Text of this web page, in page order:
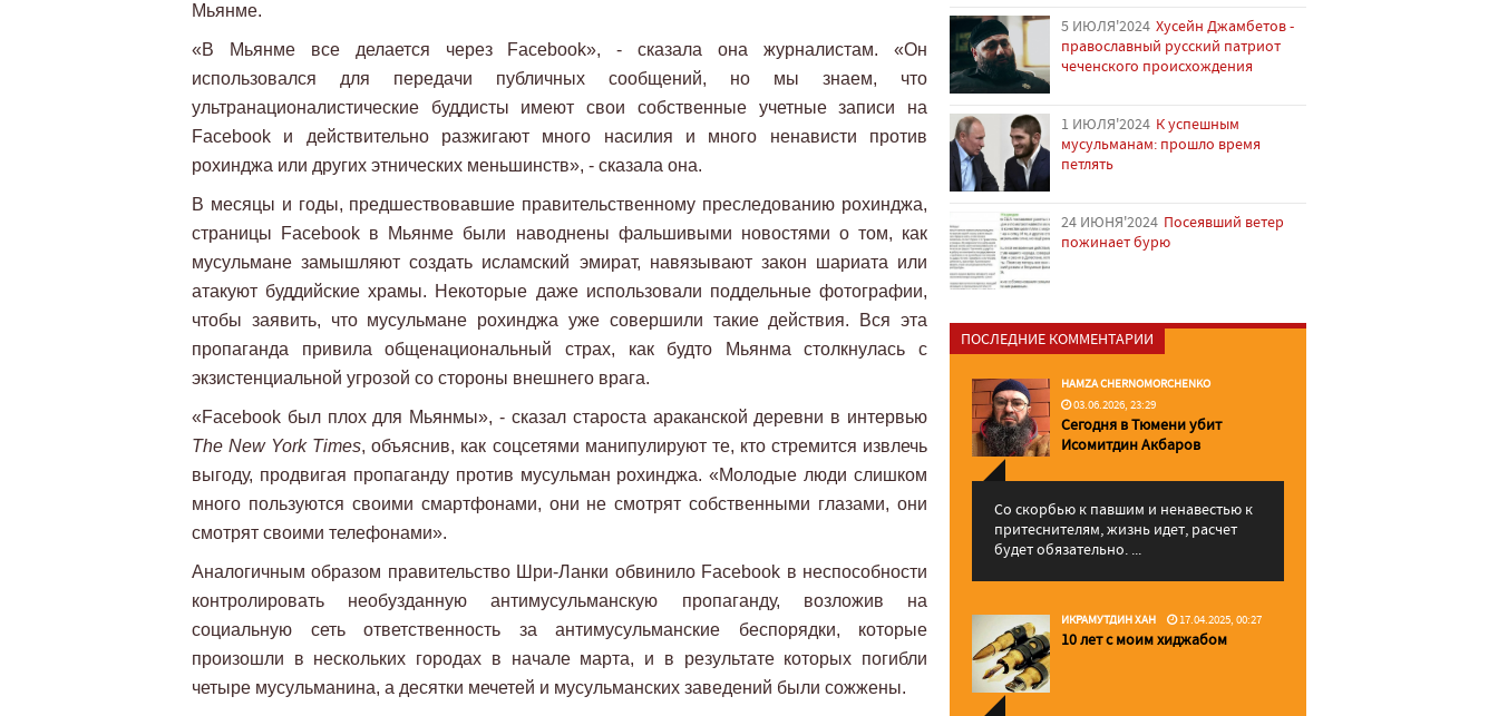
Мьянме.
«В Мьянме все делается через Facebook», - сказала она журналистам. «Он
использовался для передачи публичных сообщений, но мы знаем, что
ультранационалистические буддисты имеют свои собственные учетные записи на
Facebook и действительно разжигают много насилия и много ненависти против
рохинджа или других этнических меньшинств», - сказала она.
В месяцы и годы, предшествовавшие правительственному преследованию рохинджа,
страницы Facebook в Мьянме были наводнены фальшивыми новостями о том, как
мусульмане замышляют создать исламский эмират, навязывают закон шариата или
атакуют буддийские храмы. Некоторые даже использовали поддельные фотографии,
чтобы заявить, что мусульмане рохинджа уже совершили такие действия. Вся эта
пропаганда привила общенациональный страх, как будто Мьянма столкнулась с
экзистенциальной угрозой со стороны внешнего врага.
«Facebook был плох для Мьянмы», - сказал староста араканской деревни в интервью
The New York Times, объяснив, как соцсетями манипулируют те, кто стремится извлечь
выгоду, продвигая пропаганду против мусульман рохинджа. «Молодые люди слишком
много пользуются своими смартфонами, они не смотрят собственными глазами, они
смотрят своими телефонами».
Аналогичным образом правительство Шри-Ланки обвинило Facebook в неспособности
контролировать необузданную антимусульманскую пропаганду, возложив на
социальную сеть ответственность за антимусульманские беспорядки, которые
произошли в нескольких городах в начале марта, и в результате которых погибли
четыре мусульманина, а десятки мечетей и мусульманских заведений были сожжены.
5 ИЮЛЯ'2024 Хусейн Джамбетов -
православный русский патриот
чеченского происхождения
1 ИЮЛЯ'2024 К успешным
мусульманам: прошло время
петлять
24 ИЮНЯ'2024 Посеявший ветер
пожинает бурю
ПОСЛЕДНИЕ КОММЕНТАРИИ
HAMZA CHERNOMORCHENKO
03.06.2026, 23:29
Сегодня в Тюмени убит
Исомитдин Акбаров
Со скорбью к павшим и ненавестью к
притеснителям, жизнь идет, расчет
будет обязательно. ...
ИКРАМУТДИН ХАН 17.04.2025, 00:27
10 лет с моим хиджабом